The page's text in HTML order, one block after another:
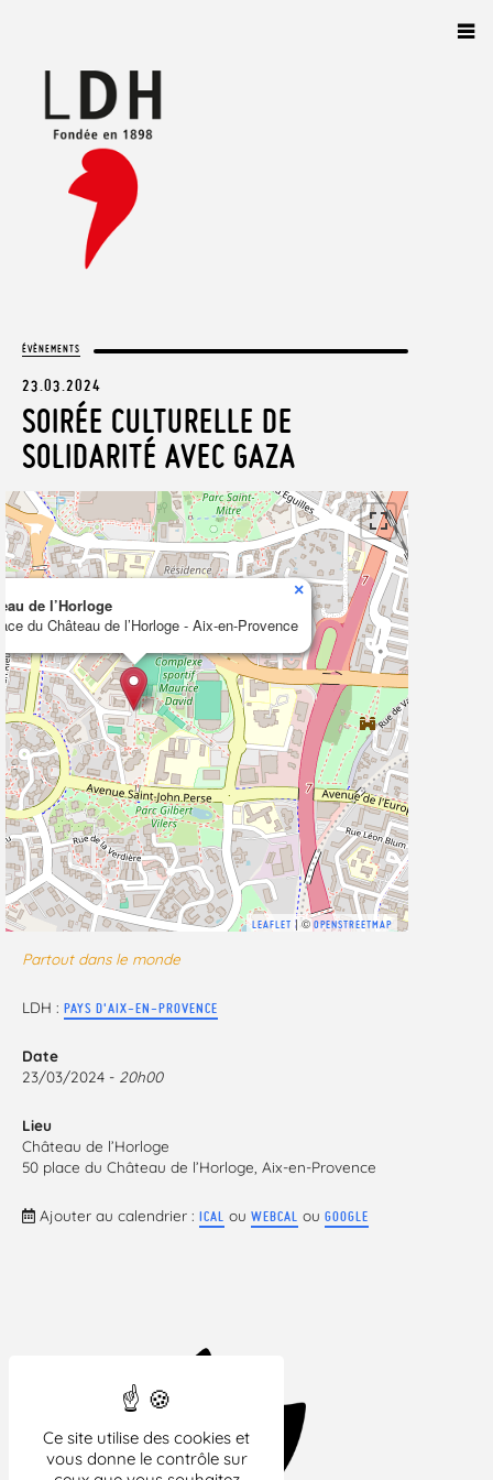
Ce site utilise des cookies et
vous donne le contrôle sur
ÉVÈNEMENTS
23.03.2024
SOIRÉE CULTURELLE DE
SOLIDARITÉ AVEC GAZA
de l’Horloge
du Château de l’Horloge - Aix-en-Provence
×
LEAFLET | ©OPENSTREETMAP
Partout dans le monde
LDH : PAYS D'AIX-EN-PROVENCE
Date
23/03/2024 - 20h00
Lieu
Château de l’Horloge
50 place du Château de l’Horloge, Aix-en-Provence
Ajouter au calendrier : ICAL ou WEBCAL ou GOOGLE